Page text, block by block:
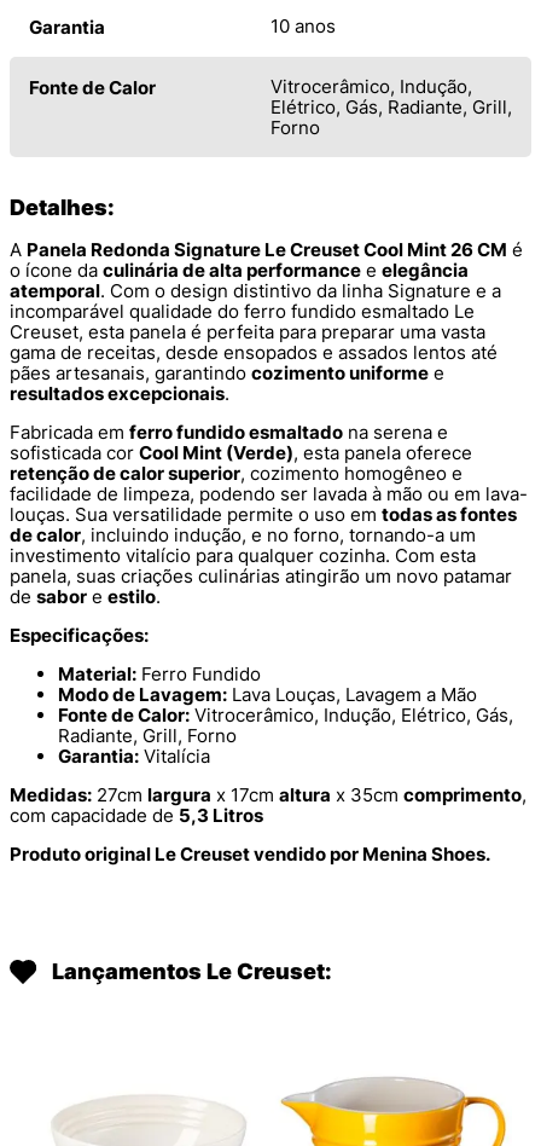
Garantia 10 anos
Fonte de Calor
Vitrocerâmico, Indução,
Elétrico, Gás, Radiante, Grill,
Forno
Detalhes:
A Panela Redonda Signature Le Creuset Cool Mint 26 CM é
o ícone da culinária de alta performance e elegância
atemporal. Com o design distintivo da linha Signature e a
incomparável qualidade do ferro fundido esmaltado Le
Creuset, esta panela é perfeita para preparar uma vasta
gama de receitas, desde ensopados e assados lentos até
pães artesanais, garantindo cozimento uniforme e
resultados excepcionais.
Fabricada em ferro fundido esmaltado na serena e
sofisticada cor Cool Mint (Verde), esta panela oferece
retenção de calor superior, cozimento homogêneo e
facilidade de limpeza, podendo ser lavada à mão ou em lava-
louças. Sua versatilidade permite o uso em todas as fontes
de calor, incluindo indução, e no forno, tornando-a um
investimento vitalício para qualquer cozinha. Com esta
panela, suas criações culinárias atingirão um novo patamar
de sabor e estilo.
Especificações:
Material: Ferro Fundido
Modo de Lavagem: Lava Louças, Lavagem a Mão
Fonte de Calor: Vitrocerâmico, Indução, Elétrico, Gás,
Radiante, Grill, Forno
Garantia: Vitalícia
Medidas: 27cm largura x 17cm altura x 35cm comprimento,
com capacidade de 5,3 Litros
Produto original Le Creuset vendido por Menina Shoes.
Lançamentos Le Creuset: